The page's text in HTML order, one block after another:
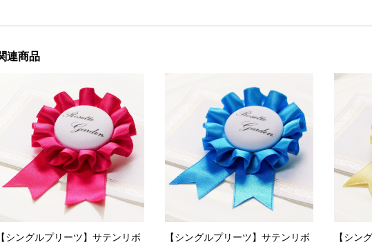
連商品
【シングルプリーツ】サテンリボ 【シングルプリーツ】サテンリボ 【シン